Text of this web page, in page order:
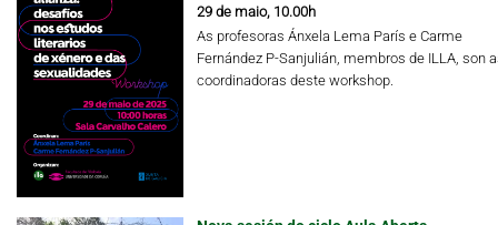
29 de maio, 10.00h
As profesoras Ánxela Lema París e Carme
Fernández P-Sanjulián, membros de ILLA, son
coordinadoras deste workshop.